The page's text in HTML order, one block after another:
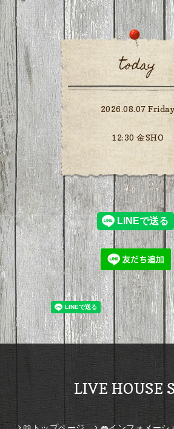
today
2026.08.07 Friday
12:30 金SHO
LIVE HOUSE